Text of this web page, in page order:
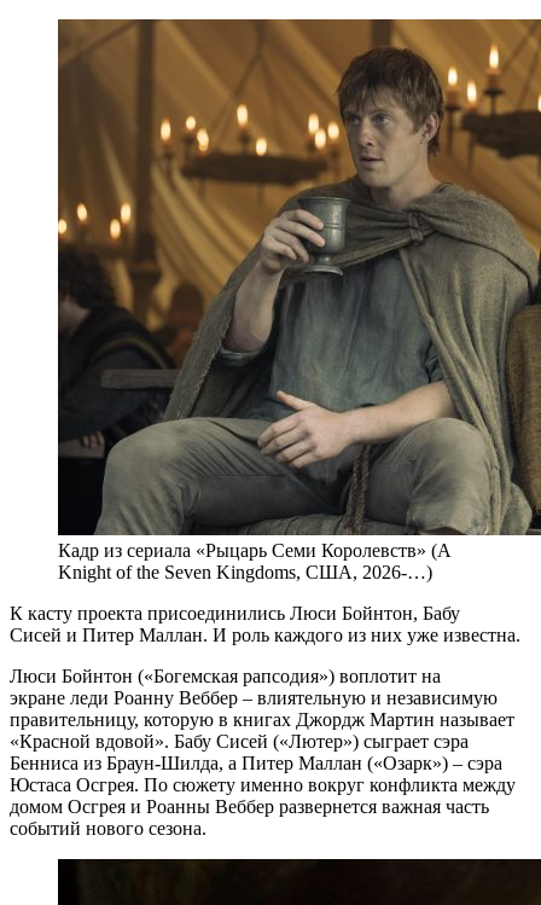
Кадр из сериала «Рыцарь Семи Королевств» (A
Knight of the Seven Kingdoms, США, 2026-…)
К касту проекта присоединились Люси Бойнтон, Бабу
Сисей и Питер Маллан. И роль каждого из них уже известна.
Люси Бойнтон («Богемская рапсодия») воплотит на
экране леди Роанну Веббер – влиятельную и независимую
правительницу, которую в книгах Джордж Мартин называет
«Красной вдовой». Бабу Сисей («Лютер») сыграет сэра
Бенниса из Браун-Шилда, а Питер Маллан («Озарк») – сэра
Юстаса Осгрея. По сюжету именно вокруг конфликта между
домом Осгрея и Роанны Веббер развернется важная часть
событий нового сезона.